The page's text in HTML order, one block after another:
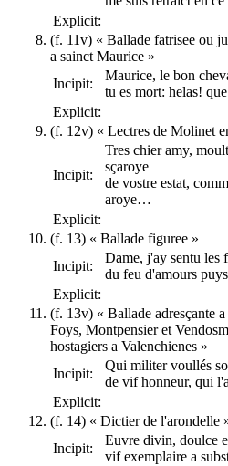
Explicit:
(f. 11v) « Ballade fatrisee ou
a sainct Maurice »
Incipit:
Maurice, le bon
tu es mort: helas!
Explicit:
(f. 12v) « Lectres de Molinet
Incipit:
Tres chier amy,
sçaroye
de vostre estat,
aroye…
Explicit:
(f. 13) « Ballade figuree »
Incipit:
Dame, j'ay sentu les
du feu d'amours
Explicit:
(f. 13v) « Ballade adresçante a
Foys, Montpensier et
hostagiers a Valenchienes »
Incipit:
Qui militer voullés
de vif honneur, qui
Explicit:
(f. 14) « Dictier de l'arondelle
Incipit:
Euvre divin, doulce
vif exemplaire a